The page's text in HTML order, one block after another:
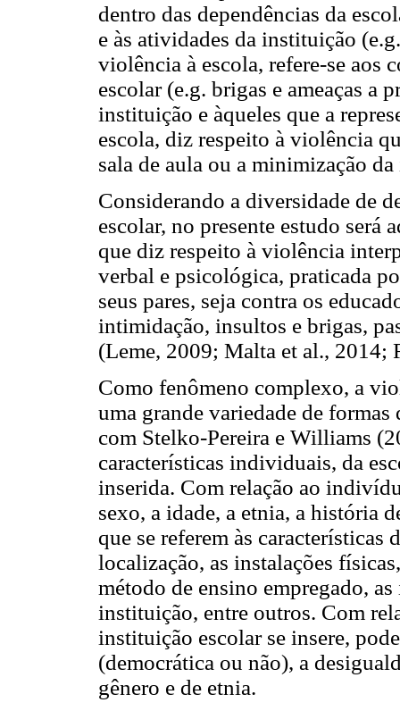
dentro das dependências da
e às atividades da instituição
violência à escola, refere-se aos
escolar (e.g. brigas e ameaças a
instituição e àqueles que a
escola, diz respeito à violência
sala de aula ou a minimização
Considerando a diversidade de
escolar, no presente estudo será
que diz respeito à violência
verbal e psicológica, praticada
seus pares, seja contra os
intimidação, insultos e brigas,
(Leme, 2009; Malta et al., 2014;
Como fenômeno complexo, a
uma grande variedade de
com Stelko-Pereira e Williams
características individuais, da
inserida. Com relação ao
sexo, a idade, a etnia, a história
que se referem às
localização, as instalações
método de ensino empregado,
instituição, entre outros. Com
instituição escolar se insere,
(democrática ou não), a
gênero e de etnia.